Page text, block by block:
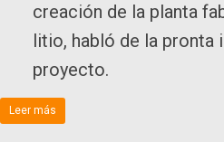
creación de la planta
litio, habló de la pronta
proyecto.
Leer más